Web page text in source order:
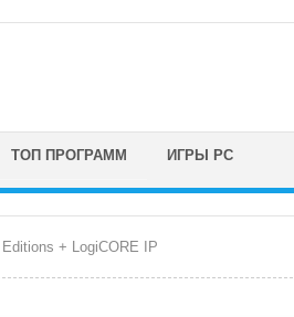
ТОП ПРОГРАММ ИГРЫ PC
+ LogiCORE IP